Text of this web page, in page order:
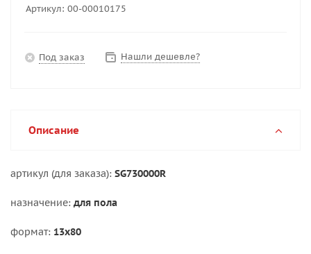
Артикул: 00-00010175
Под заказ Нашли дешевле?
Описание
артикул (для заказа): SG730000R
назначение: для пола
формат: 13х80